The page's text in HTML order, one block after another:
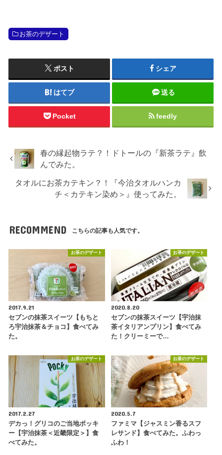
お茶のデザート
ポスト シェア
はてブ 送る
Pocket feedly
春の縁起物ラテ？！ドトールの『新茶ラテ』飲
んでみた。
タオルにお茶カテキン？！『今治タオルハンカ
チ＜カテキン染め＞』使ってみた。
RECOMMEND こちらの記事も人気です。
お茶のデザート
2017.9.21
セブンの抹茶スイーツ【もちと
ろ宇治抹茶＆チョコ】食べてみ
た。
お茶のデザート
2020.8.20
セブンの抹茶スイーツ【宇治抹
茶イタリアンプリン】食べてみ
た！クリーミーで…
お茶のデザート
2017.2.27
デカっ！グリコのご当地ポッキ
ー【宇治抹茶＜近畿限定＞】食
べてみた。
お茶のデザート
2020.5.7
ファミマ【ジャスミン香るスフ
レサンド】食べてみた。ふわっ
ふわ！